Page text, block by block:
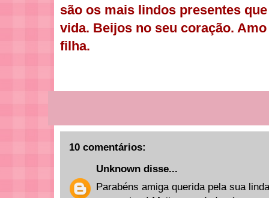
são os mais lindos presentes
vida. Beijos no seu coração.
filha.
10 comentários:
Unknown disse...
Parabéns amiga querida pela sua